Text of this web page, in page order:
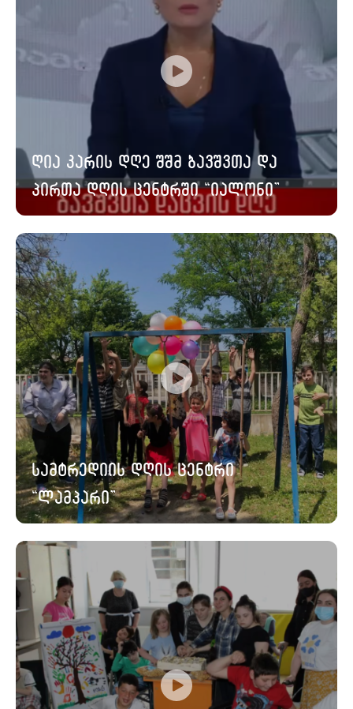
ღია კარის დღე შშმ ბავშვთა და
პირთა დღის ცენტრში “იალონი”
სამტრედიის დღის ცენტრი
“ლამპარი”